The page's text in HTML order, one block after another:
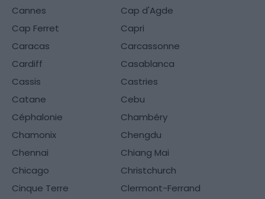
Cannes
Cap d'Agde
Cap Ferret
Capri
Caracas
Carcassonne
Cardiff
Casablanca
Cassis
Castries
Catane
Cebu
Céphalonie
Chambéry
Chamonix
Chengdu
Chennai
Chiang Mai
Chicago
Christchurch
Cinque Terre
Clermont-Ferrand